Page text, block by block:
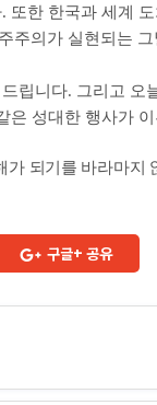
. 또한 한국과 세계
주의가 실현되는
립니다. 그리고 오
은 성대한 행사가
가 되기를 바라마지
구글+ 공유